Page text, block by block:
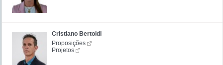
Cristiano Bertoldi
Proposições
Projetos